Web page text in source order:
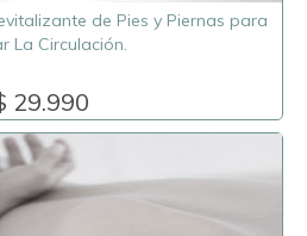
de Pies y Piernas para
La Circulación.
29.990